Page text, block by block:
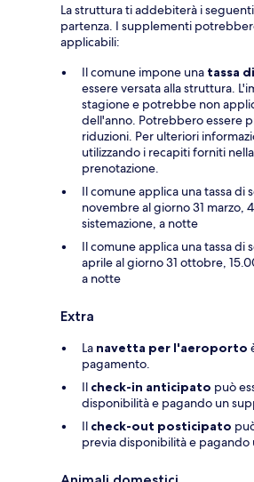
La struttura ti addebiterà i
partenza. I supplementi
applicabili:
Il comune impone una tassa
essere versata alla struttura.
stagione e potrebbe non
dell'anno. Potrebbero essere
riduzioni. Per ulteriori
utilizzando i recapiti forniti
prenotazione.
Il comune applica una tassa di
novembre al giorno 31 marzo,
sistemazione, a notte
Il comune applica una tassa di
aprile al giorno 31 ottobre,
a notte
Extra
La navetta per l'aeroporto
pagamento.
Il check-in anticipato può
disponibilità e pagando un
Il check-out posticipato
previa disponibilità e